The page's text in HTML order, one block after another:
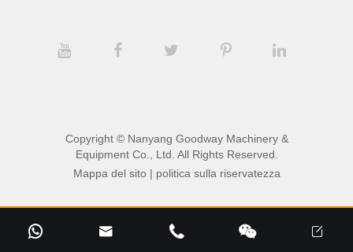
Copyright © Nanyang Goodway Machinery &
Equipment Co., Ltd. All Rights Reserved.
Mappa del sito| politica sulla riservatezza
    